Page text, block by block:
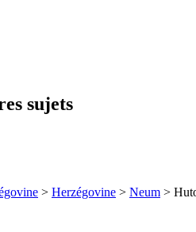
sujets
> Herzégovine > Neum >